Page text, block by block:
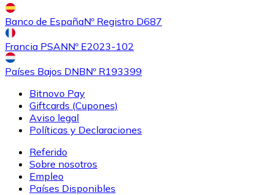
ComprarTezoscon transferencia bancaria
Banco de EspañaNº Registro D687
Francia PSANNº E2023-102
Países Bajos DNBNº R193399
Bitnovo Pay
Giftcards (Cupones)
Aviso legal
Políticas y Declaraciones
Referido
Sobre nosotros
Empleo
Países Disponibles